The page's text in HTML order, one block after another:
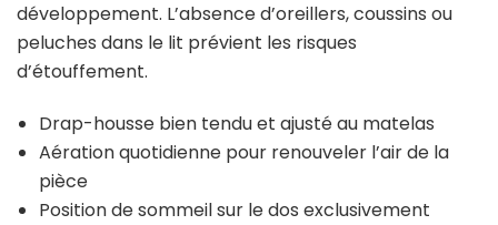
développement. L’absence d’oreillers, coussins ou
peluches dans le lit prévient les risques
d’étouffement.
Drap-housse bien tendu et ajusté au matelas
Aération quotidienne pour renouveler l’air de la
pièce
Position de sommeil sur le dos exclusivement